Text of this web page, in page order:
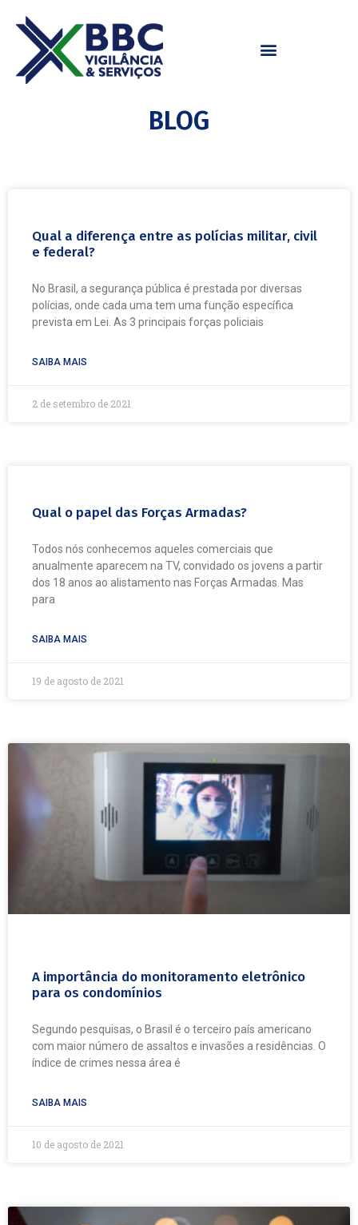
BLOG
Qual a diferença entre as polícias militar, civil
e federal?
No Brasil, a segurança pública é prestada por diversas
polícias, onde cada uma tem uma função específica
prevista em Lei. As 3 principais forças policiais
SAIBA MAIS
2 de setembro de 2021
Qual o papel das Forças Armadas?
Todos nós conhecemos aqueles comerciais que
anualmente aparecem na TV, convidado os jovens a partir
dos 18 anos ao alistamento nas Forças Armadas. Mas
para
SAIBA MAIS
19 de agosto de 2021
A importância do monitoramento eletrônico
para os condomínios
Segundo pesquisas, o Brasil é o terceiro país americano
com maior número de assaltos e invasões a residências. O
índice de crimes nessa área é
SAIBA MAIS
10 de agosto de 2021